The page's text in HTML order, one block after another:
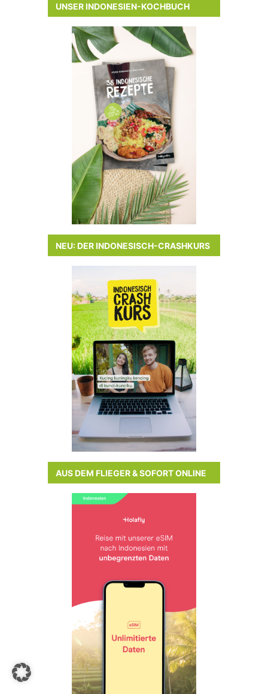
UNSER INDONESIEN-KOCHBUCH
NEU: DER INDONESISCH-CRASHKURS
AUS DEM FLIEGER & SOFORT ONLINE